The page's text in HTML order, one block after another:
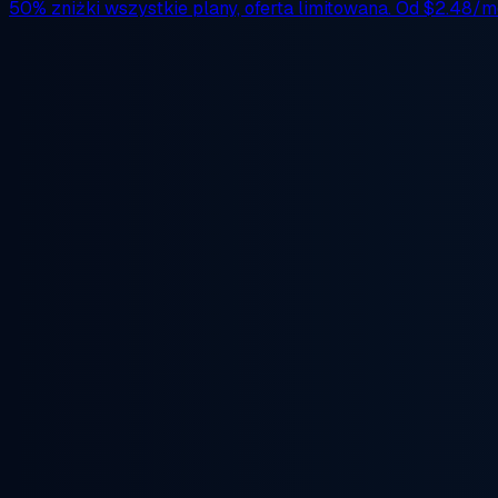
50% zniżki wszystkie plany, oferta limitowana. Od $2.48/